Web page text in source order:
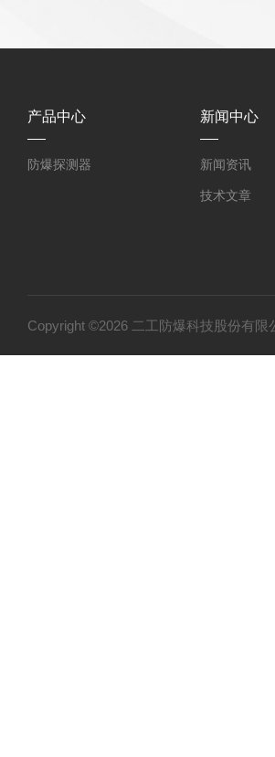
产品中心
防爆探测器
新闻中心
新闻资讯
技术文章
Copyright ©2026 二工防爆科技股份有